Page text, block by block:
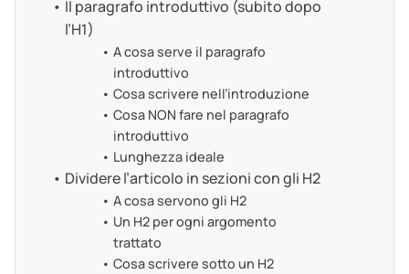
Il paragrafo introduttivo (subito dopo
l’H1)
A cosa serve il paragrafo
introduttivo
Cosa scrivere nell’introduzione
Cosa NON fare nel paragrafo
introduttivo
Lunghezza ideale
Dividere l’articolo in sezioni con gli H2
A cosa servono gli H2
Un H2 per ogni argomento
trattato
Cosa scrivere sotto un H2